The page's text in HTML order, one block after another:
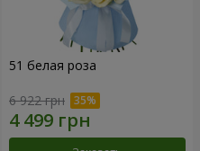
51 белая роза
6 922 грн